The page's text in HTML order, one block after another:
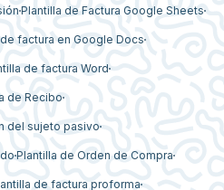
Plantilla de Factura Google Sheets
factura en Google Docs
de factura Word
de Recibo
del sujeto pasivo
Plantilla de Orden de Compra
de factura proforma